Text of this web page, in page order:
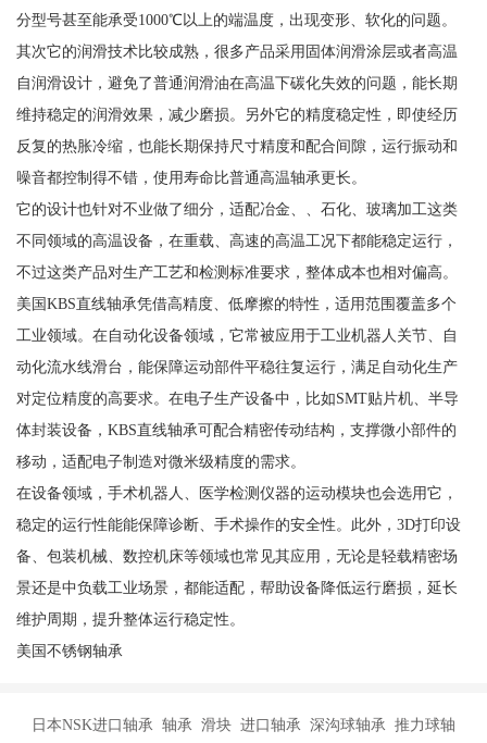
分型号甚至能承受1000℃以上的端温度，出现变形、软化的问题。
其次它的润滑技术比较成熟，很多产品采用固体润滑涂层或者高温
自润滑设计，避免了普通润滑油在高温下碳化失效的问题，能长期
维持稳定的润滑效果，减少磨损。另外它的精度稳定性，即使经历
反复的热胀冷缩，也能长期保持尺寸精度和配合间隙，运行振动和
噪音都控制得不错，使用寿命比普通高温轴承更长。
它的设计也针对不业做了细分，适配冶金、、石化、玻璃加工这类
不同领域的高温设备，在重载、高速的高温工况下都能稳定运行，
不过这类产品对生产工艺和检测标准要求，整体成本也相对偏高。
美国KBS直线轴承凭借高精度、低摩擦的特性，适用范围覆盖多个
工业领域。在自动化设备领域，它常被应用于工业机器人关节、自
动化流水线滑台，能保障运动部件平稳往复运行，满足自动化生产
对定位精度的高要求。在电子生产设备中，比如SMT贴片机、半导
体封装设备，KBS直线轴承可配合精密传动结构，支撑微小部件的
移动，适配电子制造对微米级精度的需求。
在设备领域，手术机器人、医学检测仪器的运动模块也会选用它，
稳定的运行性能能保障诊断、手术操作的安全性。此外，3D打印设
备、包装机械、数控机床等领域也常见其应用，无论是轻载精密场
景还是中负载工业场景，都能适配，帮助设备降低运行磨损，延长
维护周期，提升整体运行稳定性。
美国不锈钢轴承
日本NSK进口轴承 轴承 滑块 进口轴承 深沟球轴承 推力球轴